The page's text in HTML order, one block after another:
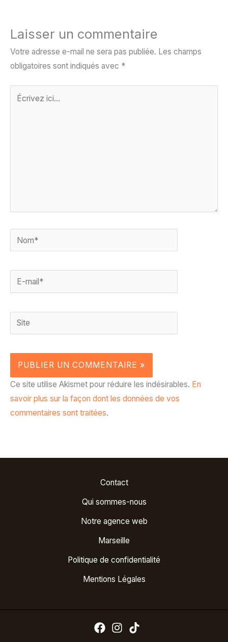
Laisser un commentaire
Votre adresse e-mail ne sera pas publiée. Les champs
obligatoires sont indiqués avec *
Écrivez
Nom*
E-
mail*
Site
Ce site utilise Akismet pour réduire les indésirables. En
savoir plus sur la façon dont les données de vos
commentaires sont traitées.
Contact
Qui sommes-nous
Notre agence web
Marseille
Politique de confidentialité
Mentions Légales